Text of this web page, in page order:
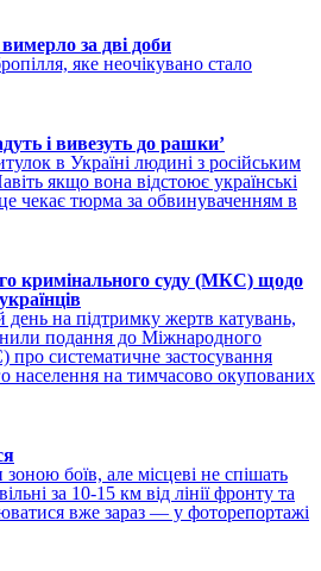
за дві доби
яке неочікувано стало
і вивезуть до рашки’
в Україні людині з російським
якщо вона відстоює українські
чекає тюрма за обвинуваченням в
кримінального суду (МКС) щодо
на підтримку жертв катувань,
подання до Міжнародного
систематичне застосування
населення на тимчасово окупованих
боїв, але місцеві не спішать
за 10-15 км від лінії фронту та
вже зараз — у фоторепортажі